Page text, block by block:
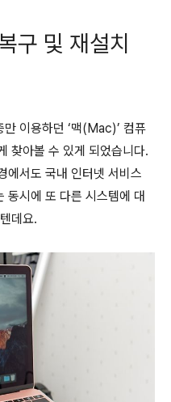
구 및 재설치
이용하던 ‘맥(Mac)’ 컴퓨
찾아볼 수 있게 되었습니다.
에서도 국내 인터넷 서비스
동시에 또 다른 시스템에 대
데요.